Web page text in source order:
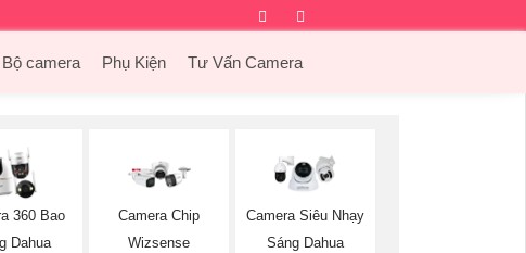
Facebook
camera Phụ Kiện Tư Vấn Camera
360 Bao
Dahua
Camera Chip
Wizsense
Camera Siêu Nhạy
Sáng Dahua